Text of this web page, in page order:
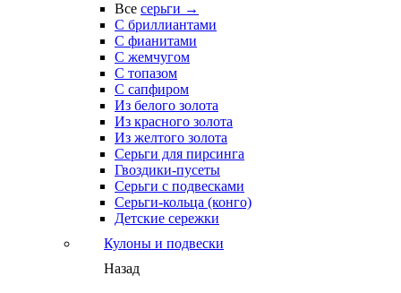
Все серьги →
С бриллиантами
С фианитами
С жемчугом
С топазом
С сапфиром
Из белого золота
Из красного золота
Из желтого золота
Серьги для пирсинга
Гвоздики-пусеты
Серьги с подвесками
Серьги-кольца (конго)
Детские сережки
Кулоны и подвески
Назад